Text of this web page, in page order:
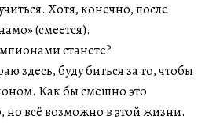
Хотя, конечно, после
(смеется).
станете?
здесь, буду биться за то, чтобы
Как бы смешно это
но всё возможно в этой жизни.